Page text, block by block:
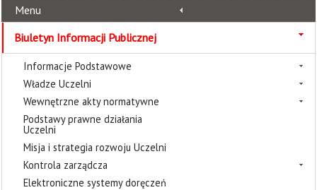
Menu
Biuletyn Informacji Publicznej
Informacje Podstawowe
Władze Uczelni
Wewnętrzne akty normatywne
Podstawy prawne działania
Uczelni
Misja i strategia rozwoju Uczelni
Kontrola zarządcza
Elektroniczne systemy doręczeń